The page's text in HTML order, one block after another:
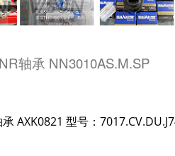
轴承 NN3010AS.M.SP
AXK0821 型号：